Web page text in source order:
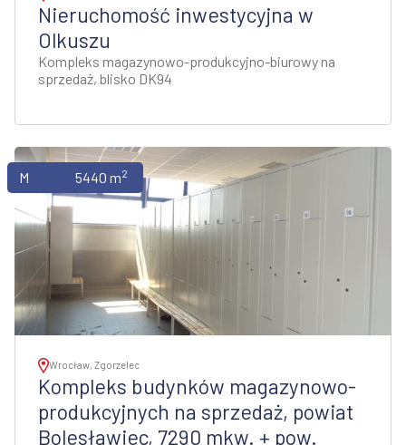
Nieruchomość inwestycyjna w
Olkuszu
Kompleks magazynowo-produkcyjno-biurowy na
sprzedaż, blisko DK94
Magazyny5440 m2
Wrocław, Zgorzelec
Kompleks budynków magazynowo-
produkcyjnych na sprzedaż, powiat
Bolesławiec, 7290 mkw. + pow.